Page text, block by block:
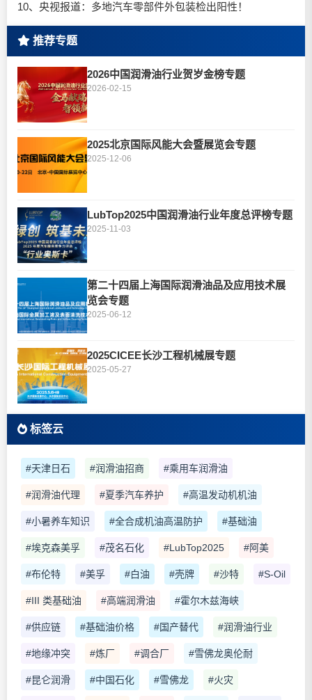
10、央视报道：多地汽车零部件外包装检出阳性！
推荐专题
2026中国润滑油行业贺岁金榜专题
2026-02-15
2025北京国际风能大会暨展览会专题
2025-12-06
LubTop2025中国润滑油行业年度总评榜专题
2025-11-03
第二十四届上海国际润滑油品及应用技术展
览会专题
2025-06-12
2025CICEE长沙工程机械展专题
2025-05-27
标签云
#天津日石 #润滑油招商 #乘用车润滑油
#润滑油代理 #夏季汽车养护 #高温发动机机油
#小暑养车知识 #全合成机油高温防护 #基础油
#埃克森美孚 #茂名石化 #LubTop2025 #阿美
#布伦特 #美孚 #白油 #壳牌 #沙特 #S-Oil
#III 类基础油 #高端润滑油 #霍尔木兹海峡
#供应链 #基础油价格 #国产替代 #润滑油行业
#地缘冲突 #炼厂 #调合厂 #雪佛龙奥伦耐
#昆仑润滑 #中国石化 #雪佛龙 #火灾